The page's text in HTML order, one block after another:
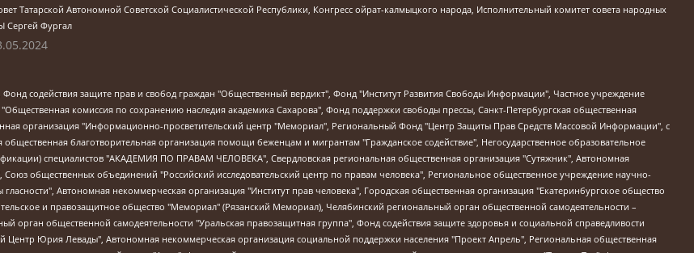
Татарской Автономной Советской Социалистической Республики, Конгресс ойрат-калмыцкого народа, Исполнительный комитет совета народных
Сергей Фургал
организация "Институт права и публичной политики", Баданин Роман Сергеевич, Гликин Максим Александрович, Железнова Мария Михайловна, Лукьянова Юлия Сергеевна, Маетная Елизавета Витальевна, Маняхин Петр Борисович, Чуракова Ольга Владимировна, Ярош Юлия Петровна, Юридическое лицо "The Insider SIA", зарегистрированное в Риге, Латвийская Республика (дата регистрации 26.06.2015), являющееся администратором доменного имени интернет-издания "The Insider SIA", https://theins.ru, Постернак Алексей Евгеньевич, Рубин Михаил Аркадьевич, Анин Роман Александрович, Юридическое лицо Istories fonds, зарегистрированное в Латвийской Республике (регистрационный номер 50008295751, дата регистрации 24.02.2020), Великовский Дмитрий Александрович, Долинина Ирина Николаевна, Мароховская Алеся Алексеевна, Шлейнов Роман Юрьевич, Шмагун Олеся Валентиновна, Общество с ограниченной ответственностью "Альтаир 2021", Общество с ограниченной ответственностью "Вега 2021", Общество с ограниченной ответственностью "Главный редактор 2021", Общество с ограниченной ответственностью "Ромашки монолит", Важенков Артем Валерьевич, Ивановская областная общественная организация "Центр гендерных исследований", Гурман Юрий Альбертович, Медиапроект "ОВД-Инфо", Егоров Владимир Владимирович, Жилинский Владимир Александрович, Общество с ограниченной ответственностью "ЗП", Иванова София Юрьевна, Карезина Инна Павловна, Кильтау Екатерина Викторовна, Петров Алексей Викторович, Пискунов Сергей Евгеньевич, Смирнов Сергей Сергеевич, Тихонов Михаил Сергеевич, Общество с ограниченной ответственностью "ЖУРНАЛИСТ-ИНОСТРАННЫЙ АГЕНТ", Арапова Галина Юрьевна, Вольтская Татьяна Анатольевна, Американская компания "Mason G.E.S. Anonymous Foundation" (США), являющаяся владельцем интернет-издания https://mnews.world/, Компания "Stichting Bellingcat", зарегистрированная в Нидерландах (дата регистрации 11.07.2018), Захаров Андрей Вячеславович, Клепиковская Екатерина Дмитриевна, Общество с ограниченной ответственностью "МЕМО", Перл Роман Александрович, Симонов Евгений Алексеевич, Соловьева Елена Анатольевна, Сотников Даниил Владимирович, Сурначева Елизавета Дмитриевна, Автономная некоммерческая организация по защите прав человека и информированию населения "Якутия – Наше Мнение", Общество с ограниченной ответственностью "Москоу диджитал медиа", с 26.01.2023 Общество с ограниченной ответственностью "Чайка Белые сады", Ветошкина Валерия Валерьевна, Заговора Максим Александрович, Межрегиональное общественное движение "Российская ЛГБТ - сеть", Оленичев Максим Владимирович, Павлов Иван Юрьевич, Скворцова Елена Сергеевна, Общество с ограниченной ответственностью "Как бы инагент", Кочетков Игорь Викторович, Общество с ограниченной ответственностью "Честные выборы", Еланчик Олег Александрович, Общество с ограниченной ответственностью "Нобелевский призыв", Гималова Регина Эмилевна, Григорьев Андрей Валерьевич, Григорьева Алина Александровна, Ассоциация по содействию защите прав призывников, альтернативнослужащих и военнослужащих "Правозащитная группа "Гражданин.Армия.Право", Хисамова Регина Фаритовна, Автономная некоммерческая организация по реализации социально-правовых программ "Лилит", Дальневосточное общественное движение "Маяк", Санкт-Петербургская ЛГБТ-инициативная группа "Выход", Инициативная группа ЛГБТ+ "Реверс", Алексеев Андрей Викторович, Бекбулатова Таисия Львовна, Беляев Иван Михайлович, Владыкина Елена Сергеевна, Гельман Марат Александрович, Никульшина Вероника Юрьевна, Толоконникова Надежда Андреевна, Шендерович Виктор Анатольевич, Общество с ограниченной ответственностью "Данное сообщение", Общество с ограниченной ответственностью Издательский дом "Новая глава", Айнбиндер Александра Александровна, Московский комьюнити-центр для ЛГБТ+инициатив, Благотворительный фонд развития филантропии, Deutsche Welle (Германия, Kurt-Schumacher-Strasse 3, 53113 Bonn), Борзунова Мария Михайловна, Воробьев Виктор Викторович, Голубева Анна Львовна, Константинова Алла Михайловна, Малкова Ирина Владимировна, Мурадов Мурад Абдулгалимович, Осетинская Елизавета Николаевна, Понасенков Евгений Николаевич, Ганапольский Матвей Юрьевич, Киселев Евгений Алексеевич, Борухович Ирина Григорьевна, Дремин Иван Тимофеевич, Дубровский Дмитрий Викторович, Красноярская региональная общественная организация поддержки и развития альтернативных образовательных технологий и межкультурных коммуникаций "ИНТЕРРА", Маяковская Екатерина Алексеевна, Фейгин Марк Захарович, Филимонов Андрей Викторович, Дзугкоева Регина Николаевна, Доброхотов Роман Александрович, Дудь Юрий Александрович, Елкин Сергей Владимирович, Кругликов Кирилл Игоревич, Сабунаева Мария Леонидовна, Семенов Алексей Владимирович, Шаинян Карен Багратович, Шульман Екатерина Михайловна, Асафьев Артур Валерьевич, Вахштайн Виктор Семенович, Венедиктов Алексей Алексеевич, Лушникова Екатерина Евгеньевна, Волков Леонид Михайлович, Невзоров Александр Глебович, Пархоменко Сергей Борисович, Сироткин Ярослав Николаевич, Кара-Мурза Владимир Владимирович, Баранова Наталья Владимировна, Гозман Леонид Яковлевич, Кагарлицкий Борис Юльевич, Климарев Михаил Валерьевич, Милов Владимир Станиславович, Автономная некоммерческая организация Краснодарский центр современного искусства "Типография", Моргенштерн Алишер Тагирович, Соболь Любовь Эдуардовна, Общество с ограниченной ответственностью "ЛИЗА НОРМ", Каспаров Гарри Кимович, Ходорковский Михаил Борисович, Общество с ограниченной ответственностью "Апрельские тезисы", Данилович Ирина Брониславовна, Кашин Олег Владимирович, Петров Николай Владимирович, Пивоваров Алексей Владимирович, Соколов Михаил Владимирович, Цветкова Юлия Владимировна, Чичваркин Евгений Александрович, Комитет против пыток/Команда против пыток, Общество с ограниченной ответственностью "Первый научный", Общество с ограниченной ответственностью "Вертолет и ко", Белоцерковская Вероника Борисовна, Кац Максим Евгеньевич, Лазарева Татьяна Юрьевна, Шаведдинов Руслан Табризович, Яшин Илья Валерьевич, Общество с ограниченной ответственностью "Иноагент ААВ", Алешковский Дмитрий Петрович, Альбац Евгения Марковна, Быков Дмитрий Львович, Галямина Юлия Евгеньевна, Лойко Сергей Леонидович, Мартынов Кирилл Константинович, Медведев Сергей Александрович, Крашенинников Федор Геннадиевич, Гордеева Катерина Вл